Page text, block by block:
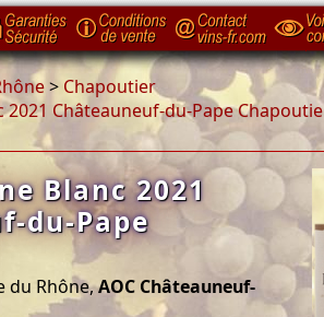
> Chapoutier
2021 Châteauneuf-du-Pape
Blanc 2021
du-Pape
du Rhône,AOC Châteauneuf-